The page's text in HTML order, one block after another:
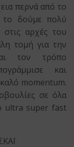
περνά από το
το δούμε πολύ
στις αρχές του
τομή για την
τον τρόπο
και
momentum.
σε όλα
ultra super fast